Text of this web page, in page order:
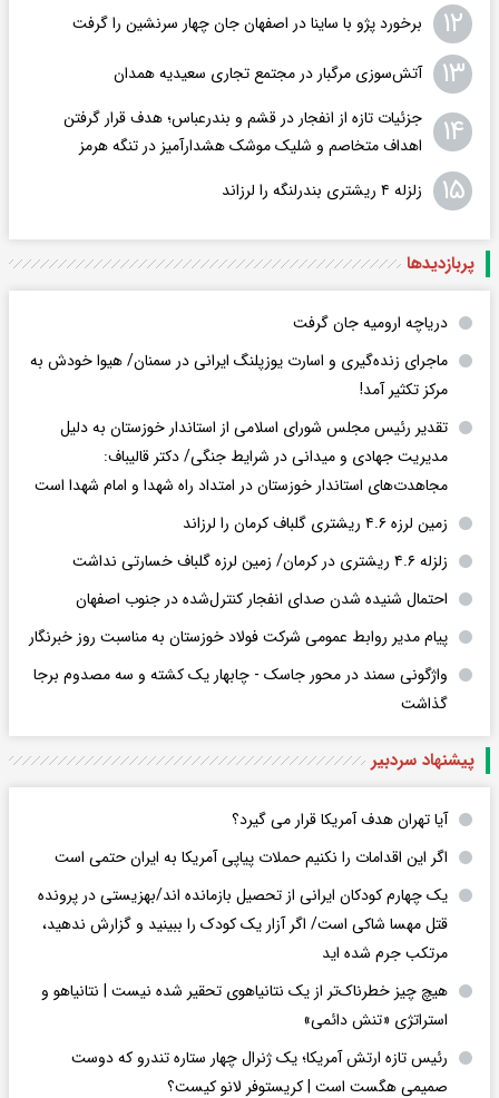
۱۲ برخورد پژو با ساینا در اصفهان جان چهار سرنشین را گرفت
۱۳ آتش‌سوزی مرگبار در مجتمع تجاری سعیدیه همدان
۱۴
جزئیات تازه از انفجار در قشم و بندرعباس؛ هدف قرار گرفتن
اهداف متخاصم و شلیک موشک هشدارآمیز در تنگه هرمز
۱۵ زلزله ۴ ریشتری بندرلنگه را لرزاند
پربازدید‌ها
دریاچه ارومیه جان گرفت
ماجرای زنده‌گیری و اسارت یوزپلنگ ایرانی در سمنان/ هیوا خودش به
مرکز تکثیر آمد!
تقدیر رئیس مجلس شورای اسلامی از استاندار خوزستان به دلیل
مدیریت جهادی و میدانی در شرایط جنگی/ دکتر قالیباف:
مجاهدت‌های استاندار خوزستان در امتداد راه شهدا و امام شهدا است
زمین لرزه ۴.۶ ریشتری گلباف کرمان را لرزاند
زلزله ۴.۶ ریشتری در کرمان/ زمین لرزه گلباف خسارتی نداشت
احتمال شنیده شدن صدای انفجار کنترل‌شده در جنوب اصفهان
پیام مدیر روابط عمومی شرکت فولاد خوزستان به مناسبت روز خبرنگار
واژگونی سمند در محور جاسک - چابهار یک کشته و سه مصدوم برجا
گذاشت
پیشنهاد سردبیر
آیا تهران هدف آمریکا قرار می گیرد؟
اگر این اقدامات را نکنیم حملات پیاپی آمریکا به ایران حتمی است
یک چهارم کودکان ایرانی از تحصیل بازمانده اند/بهزیستی در پرونده
قتل مهسا شاکی است/ اگر آزار یک کودک را ببینید و گزارش ندهید،
مرتکب جرم شده اید
هیچ چیز خطرناک‌تر از یک نتانیاهوی تحقیر شده نیست | نتانیاهو و
استراتژی «تنش دائمی»
رئیس تازه ارتش آمریکا؛ یک ژنرال چهار ستاره تندرو که دوست
صمیمی هگست است | کریستوفر لانو کیست؟